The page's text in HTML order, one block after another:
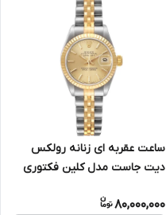
ساعت عقربه ای زنانه رولکس
دیت جاست مدل کلین فکتوری
80,000,000